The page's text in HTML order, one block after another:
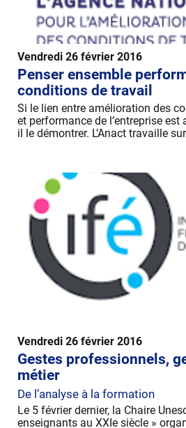
Vendredi 26 février 2016
Penser ensemble
conditions de travail
Si le lien entre amélioration des
et performance de l’entreprise est
il le démontrer. L’Anact travaille
Vendredi 26 février 2016
Gestes professionnels,
métier
De l’analyse à la formation
Le 5 février dernier, la Chaire
enseignants au XXIe siècle »